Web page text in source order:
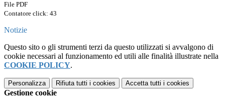
File PDF
Contatore click: 43
Notizie
Questo sito o gli strumenti terzi da questo utilizzati si avvalgono di
cookie necessari al funzionamento ed utili alle finalità illustrate nella
COOKIE POLICY.
Personalizza Rifiuta tutti i cookies Accetta tutti i cookies
Gestione cookie